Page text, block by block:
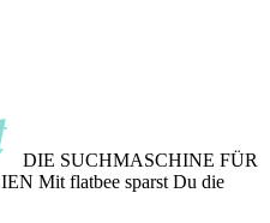
DIE SUCHMASCHINE FÜR
Mit flatbee sparst Du die